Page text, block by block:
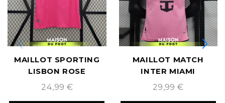
MAILLOT SPORTING
LISBON ROSE
2024/2025
24,99 €
MAILLOT MATCH
INTER MIAMI
DOMICILE 2024/2025
29,99 €